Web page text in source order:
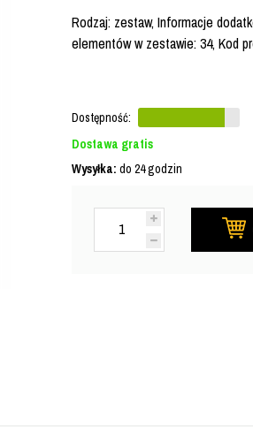
Rodzaj: zestaw, Informacje
elementów w zestawie: 34, Kod
Dostępność:
Dostawa gratis
Wysyłka: do 24 godzin